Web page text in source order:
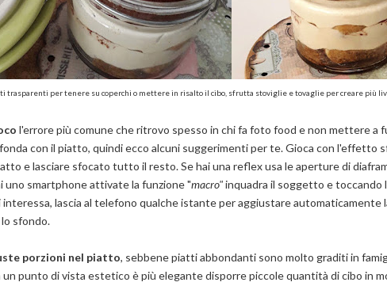
trasparenti per tenere su coperchi o mettere in risalto il cibo, sfrutta stoviglie e tovaglie per creare più
l'errore più comune che ritrovo spesso in chi fa foto food e non mettere a
con il piatto, quindi ecco alcuni suggerimenti per te. Gioca con l'effetto
e lasciare sfocato tutto il resto. Se hai una reflex usa le aperture di
uno smartphone attivate la funzione "macro"inquadra il soggetto e toccando
lascia al telefono qualche istante per aggiustare automaticamente
sfondo.
porzioni nel piatto, sebbene piatti abbondanti sono molto graditi in
punto di vista estetico è più elegante disporre piccole quantità di cibo in